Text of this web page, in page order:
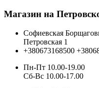
Магазин на
Софиевская
Петровская 1
+380673168500
Пн-Пт 10.00-19.00
Cб-Вс 10.00-17.00